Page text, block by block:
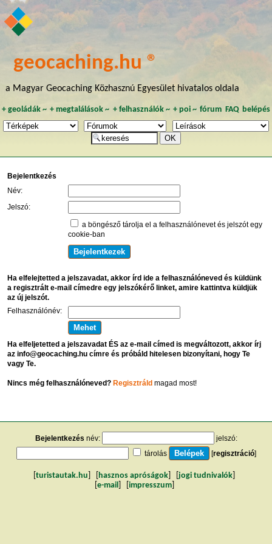
geocaching.hu ®
a Magyar Geocaching Közhasznú Egyesület hivatalos oldala
+ geoládák~ +megtalálások ~ + felhasználók~ + poi~ fórum FAQ belépés
Bejelentkezés
Név:
Jelszó:
a böngésző tárolja el a felhasználónevet és jelszót egy
cookie-ban
Ha elfelejtetted a jelszavadat, akkor írd ide a felhasználóneved és küldünk
a regisztrált e-mail címedre egy jelszókérő linket, amire kattintva küldjük
az új jelszót.
Felhasználónév:
Ha elfeljetetted a jelszavadat ÉS az e-mail címed is megváltozott, akkor írj
az info@geocaching.hu címre és próbáld hitelesen bizonyítani, hogy Te
vagy Te.
Nincs még felhasználóneved? Regisztráldmagad most!
Bejelentkezés név:
jelszó:
tárolás
[regisztráció]
turistautak.hu hasznos apróságok jogi tudnivalók
e-mail impresszum]